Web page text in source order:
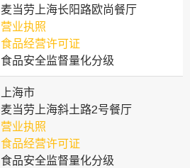
麦当劳上海长阳路欧尚餐厅
营业执照
食品经营许可证
食品安全监督量化分级
上海市
麦当劳上海斜土路2号餐厅
营业执照
食品经营许可证
食品安全监督量化分级